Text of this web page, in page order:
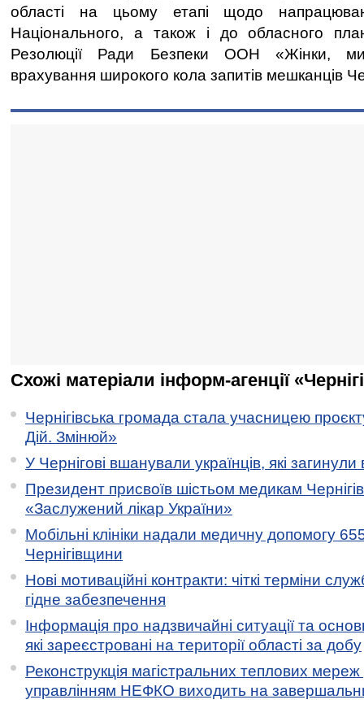
області на цьому етапі щодо
Національного, а також і до обласного
Резолюції Ради Безпеки ООН «Жінки,
врахування широкого кола запитів мешканців
Схожі матеріали інформ-агенції
Чернігівська громада стала учасницею
Дій. Змінюй»
У Чернігові вшанували українців, які загинули
Президент присвоїв шістьом медикам
«Заслужений лікар України»
Мобільні клініки надали медичну допомогу
Чернігівщини
Нові мотиваційні контракти: чіткі терміни
гідне забезпечення
Інформація про надзвичайні ситуації та
які зареєстровані на території області за добу
Реконструкція магістральних теплових мереж
управлінням НЕФКО виходить на